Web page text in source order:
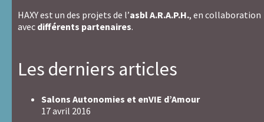
ce
champ
cette
case.
HAXY est un des projets de l’asbl A.R.A.P.H., en collaboration
avec différents partenaires.
Les derniers articles
Salons Autonomies et enVIE d’Amour
17 avril 2016